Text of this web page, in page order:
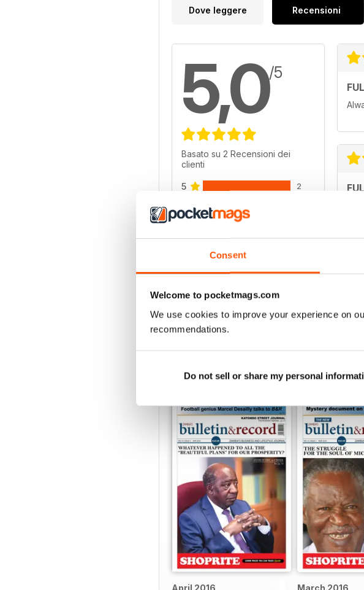
Consent
Welcome to pocketmags.com
We use cookies to improve your experience on
recommendations.
Do not sell or share my personal
Dove leggere Recensioni
5,0/5
Basato su 2 Recensioni dei
clienti
5 2
EDIZIONI INDIETRO
April 2016 March 2016